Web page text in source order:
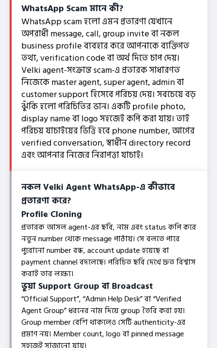
WhatsApp Scam মানে কী?
WhatsApp scam হলো এমন প্রতারণা যেখানে
অপরাধী message, call, group invite বা নকল
business profile ব্যবহার করে আপনাকে ব্যক্তিগত
তথ্য, verification code বা অর্থ দিতে চাপ দেয়।
Velki agent-সংক্রান্ত scam-এ প্রতারক সাধারণত
নিজেকে master agent, super agent, admin বা
customer support হিসেবে পরিচয় দেয়। সবচেয়ে বড়
ঝুঁকি হলো পরিচিতির ভান। একটি profile photo,
display name বা logo সহজেই কপি করা যায়। তাই
পরিচয় যাচাইয়ের ভিত্তি হবে phone number, আগের
verified conversation, স্বাধীন directory record
এবং আপনার নিজের নিরাপত্তা যাচাই।
নকল Velki Agent WhatsApp-এ কীভাবে
প্রতারণা করে?
Profile Cloning
প্রতারক আসল agent-এর ছবি, নাম এবং status কপি করে
নতুন number থেকে message পাঠায়। সে বলতে পারে
পুরোনো number বন্ধ, account update হয়েছে বা
payment channel বদলেছে। পরিচিত ছবি দেখে দ্রুত বিশ্বাস
করাই তার লক্ষ্য।
ভুয়া Support Group বা Broadcast
“Official Support”, “Admin Help Desk” বা “Verified
Agent Group” ধরনের নাম দিয়ে group তৈরি করা হয়।
Group member বেশি থাকলেও সেটি authenticity-এর
প্রমাণ নয়। Member count, logo বা pinned message